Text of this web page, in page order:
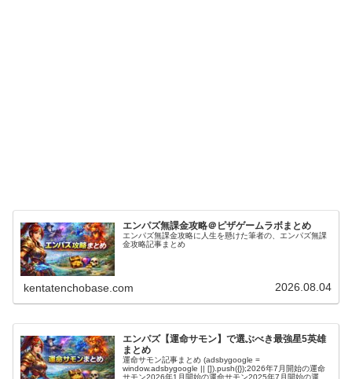
エンパズ無課金攻略＠ピザゲームラボまとめ
エンパズ無課金攻略に人生を懸けた筆者の、エンパズ無課
金攻略記事まとめ
kentatenchobase.com 2026.08.04
エンパズ【運命サモン】で選ぶべき最強星5英雄
まとめ
運命サモン記事まとめ (adsbygoogle =
window.adsbygoogle || []).push({});2026年7月開始の運命